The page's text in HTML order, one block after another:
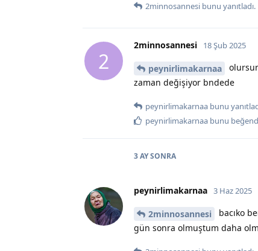
2minnosannesi bunu yanıtladı.
2
2minnosannesi 18 Şub 2025
peynirlimakarnaa
zaman değişiyor bndede
peynirlimakarnaa bunu
peynirlimakarnaa bunu
3 AYSONRA
peynirlimakarnaa 3 Haz 2025
2minnosannesi
bacıko
gün sonra olmuştum daha